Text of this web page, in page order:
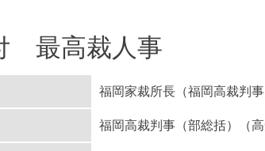
最高裁人事
福岡家裁所長（福岡高裁判事
福岡高裁判事（部総括）（高